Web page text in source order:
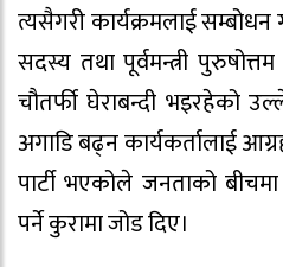
त्यसैगरी कार्यक्रमलाई
सदस्य तथा पूर्वमन्त्री
चौतर्फी घेराबन्दी भइरहेको
अगाडि बढ्न कार्यकर्तालाई
पार्टी भएकोले जनताको
पर्ने कुरामा जोड दिए।